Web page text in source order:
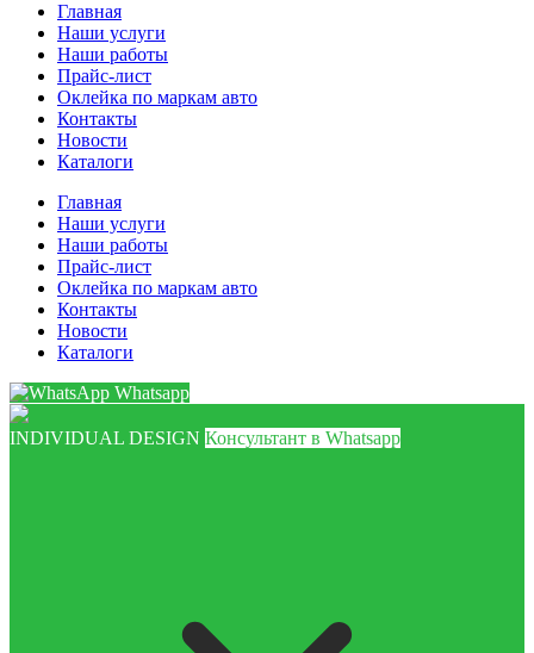
Главная
Наши услуги
Наши работы
Прайс-лист
Оклейка по маркам авто
Контакты
Новости
Каталоги
Главная
Наши услуги
Наши работы
Прайс-лист
Оклейка по маркам авто
Контакты
Новости
Каталоги
Whatsapp
INDIVIDUAL DESIGN Консультант в Whatsapp